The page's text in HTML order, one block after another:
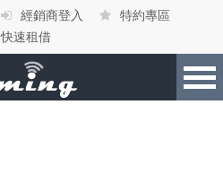
經銷商登入
特約專區
快速租借